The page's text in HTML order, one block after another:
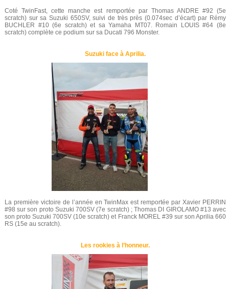
Coté TwinFast, cette manche est remportée par Thomas ANDRE #92 (5e
scratch) sur sa Suzuki 650SV, suivi de très près (0.074sec d’écart) par Rémy
BUCHLER #10 (6e scratch) et sa Yamaha MT07. Romain LOUIS #64 (8e
scratch) complète ce podium sur sa Ducati 796 Monster.
Suzuki face à Aprilia.
La première victoire de l’année en TwinMax est remportée par Xavier PERRIN
#98 sur son proto Suzuki 700SV (7e scratch) ; Thomas DI GIROLAMO #13 avec
son proto Suzuki 700SV (10e scratch) et Franck MOREL #39 sur son Aprilia 660
RS (15e au scratch).
Les rookies à l’honneur.